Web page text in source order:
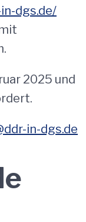
dgs.de/
2025 und
in-dgs.de